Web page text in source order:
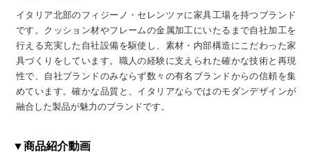
イタリア北部のフィジーノ・セレンツァに家具工場を持つブランド
です。クッション材やフレームの金属加工にいたるまで自社加工を
行える充実した自社設備を駆使し、素材・内部構造にこだわった家
具づくりをしています。職人の経験に支えられた確かな技術と再現
性で、自社ブランドのみならず数々の有名ブランドからの信頼を集
めています。確かな品質と、イタリアならではのモダンデザインが
融合した製品が魅力のブランドです。
▼商品紹介動画